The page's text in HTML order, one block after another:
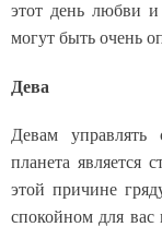
этот день любви
могут быть очень
Дева
Девам
планета
этой причине
спокойном для вас